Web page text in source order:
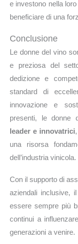
e investono nella
beneficiare di una
Conclusione
Le donne del vino
e preziosa del
dedizione e
standard di
innovazione e
presenti, le donne
leader e innovatrici
una risorsa
dell’industria vinicola.
Con il supporto di
aziendali inclusive,
essere sempre più
continui a
generazioni a venire.